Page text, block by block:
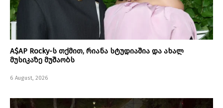
A$AP Rocky-ს თქმით, რიანა სტუდიაშია და ახალ
მუსიკაზე მუშაობს
6 August, 2026